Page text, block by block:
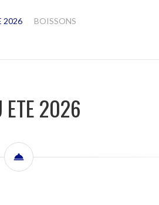
2026 BOISSONS
ETE 2026